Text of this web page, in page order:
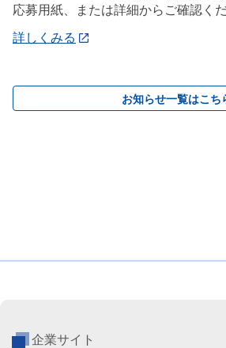
応募用紙、または詳細からご確認くだ
詳しくみる
お知らせ一覧はこち
企業サイト